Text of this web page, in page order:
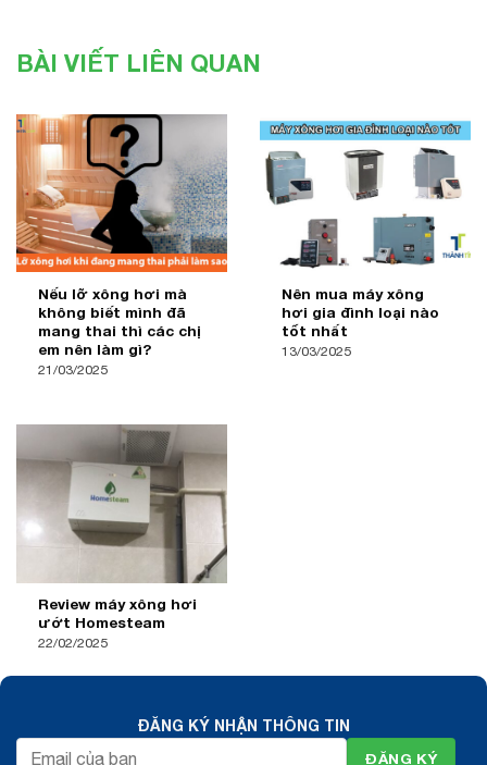
BÀI VIẾT LIÊN QUAN
Nếu lỡ xông hơi mà
không biết mình đã
mang thai thì các chị
em nên làm gì?
21/03/2025
Nên mua máy xông
hơi gia đình loại nào
tốt nhất
13/03/2025
Review máy xông hơi
ướt Homesteam
22/02/2025
ĐĂNG KÝ NHẬN THÔNG TIN